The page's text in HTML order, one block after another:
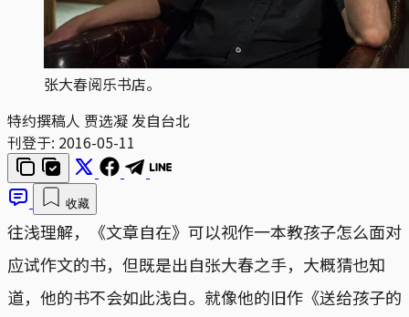
张大春阅乐书店。
特约撰稿人 贾选凝 发自台北
刊登于: 2016-05-11
收藏
往浅理解，《文章自在》可以视作一本教孩子怎么面对
应试作文的书，但既是出自张大春之手，大概猜也知
道，他的书不会如此浅白。就像他的旧作《送给孩子的